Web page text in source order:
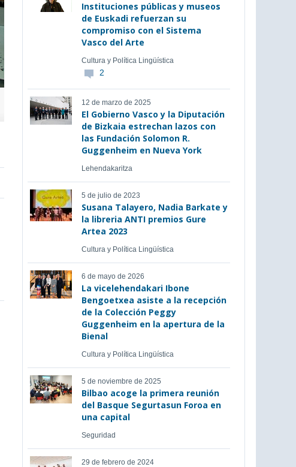
Instituciones públicas y museos
de Euskadi refuerzan su
compromiso con el Sistema
Vasco del Arte
Cultura y Política Lingüística
2
12 de marzo de 2025
El Gobierno Vasco y la Diputación
de Bizkaia estrechan lazos con
las Fundación Solomon R.
Guggenheim en Nueva York
Lehendakaritza
5 de julio de 2023
Susana Talayero, Nadia Barkate y
la libreria ANTI premios Gure
Artea 2023
Cultura y Política Lingüística
6 de mayo de 2026
La vicelehendakari Ibone
Bengoetxea asiste a la recepción
de la Colección Peggy
Guggenheim en la apertura de la
Bienal
Cultura y Política Lingüística
5 de noviembre de 2025
Bilbao acoge la primera reunión
del Basque Segurtasun Foroa en
una capital
Seguridad
29 de febrero de 2024